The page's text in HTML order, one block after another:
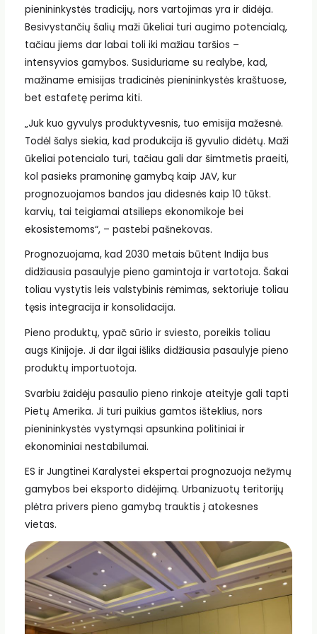
pienininkystės tradicijų, nors vartojimas yra ir didėja.
Besivystančių šalių maži ūkeliai turi augimo potencialą,
tačiau jiems dar labai toli iki mažiau taršios –
intensyvios gamybos. Susiduriame su realybe, kad,
mažiname emisijas tradicinės pienininkystės kraštuose,
bet estafetę perima kiti.
„Juk kuo gyvulys produktyvesnis, tuo emisija mažesnė.
Todėl šalys siekia, kad produkcija iš gyvulio didėtų. Maži
ūkeliai potencialo turi, tačiau gali dar šimtmetis praeiti,
kol pasieks pramoninę gamybą kaip JAV, kur
prognozuojamos bandos jau didesnės kaip 10 tūkst.
karvių, tai teigiamai atsilieps ekonomikoje bei
ekosistemoms“, – pastebi pašnekovas.
Prognozuojama, kad 2030 metais būtent Indija bus
didžiausia pasaulyje pieno gamintoja ir vartotoja. Šakai
toliau vystytis leis valstybinis rėmimas, sektoriuje toliau
tęsis integracija ir konsolidacija.
Pieno produktų, ypač sūrio ir sviesto, poreikis toliau
augs Kinijoje. Ji dar ilgai išliks didžiausia pasaulyje pieno
produktų importuotoja.
Svarbiu žaidėju pasaulio pieno rinkoje ateityje gali tapti
Pietų Amerika. Ji turi puikius gamtos išteklius, nors
pienininkystės vystymąsi apsunkina politiniai ir
ekonominiai nestabilumai.
ES ir Jungtinei Karalystei ekspertai prognozuoja nežymų
gamybos bei eksporto didėjimą. Urbanizuotų teritorijų
plėtra privers pieno gamybą trauktis į atokesnes
vietas.